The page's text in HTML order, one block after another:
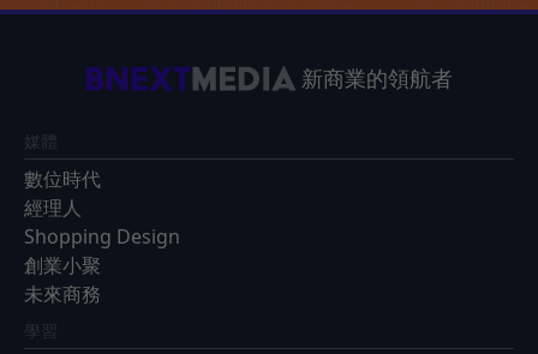
新商業的領航者
媒體
數位時代
經理人
Shopping Design
創業小聚
未來商務
學習